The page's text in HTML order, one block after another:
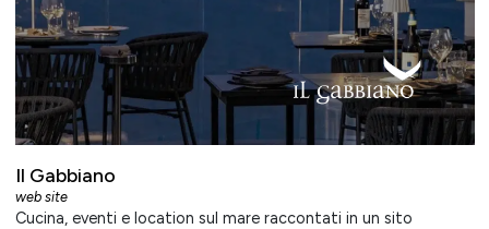
Il Gabbiano
web site
Cucina, eventi e location sul mare raccontati in un sito